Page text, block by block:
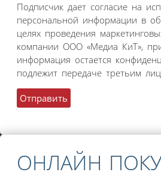
Подписчик дает согласие на
персональной информации в
целях проведения
компании ООО «Медиа КиТ»,
информация остается
подлежит передаче третьим
ОНЛАЙН